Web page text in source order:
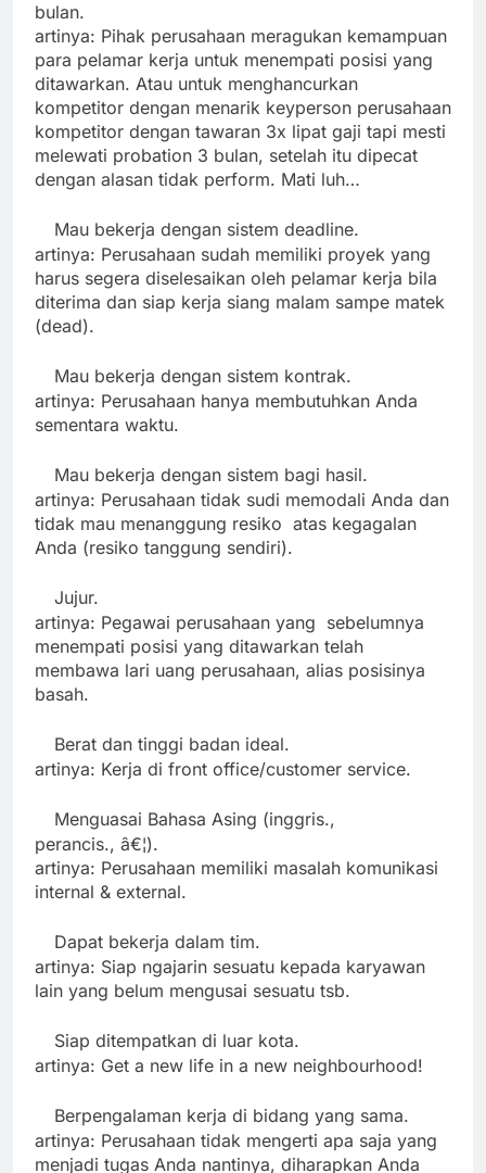
bulan.
artinya: Pihak perusahaan meragukan kemampuan
para pelamar kerja untuk menempati posisi yang
ditawarkan. Atau untuk menghancurkan
kompetitor dengan menarik keyperson perusahaan
kompetitor dengan tawaran 3x lipat gaji tapi mesti
melewati probation 3 bulan, setelah itu dipecat
dengan alasan tidak perform. Mati luh…
Mau bekerja dengan sistem deadline.
artinya: Perusahaan sudah memiliki proyek yang
harus segera diselesaikan oleh pelamar kerja bila
diterima dan siap kerja siang malam sampe matek
(dead).
Mau bekerja dengan sistem kontrak.
artinya: Perusahaan hanya membutuhkan Anda
sementara waktu.
Mau bekerja dengan sistem bagi hasil.
artinya: Perusahaan tidak sudi memodali Anda dan
tidak mau menanggung resiko atas kegagalan
Anda (resiko tanggung sendiri).
Jujur.
artinya: Pegawai perusahaan yang sebelumnya
menempati posisi yang ditawarkan telah
membawa lari uang perusahaan, alias posisinya
basah.
Berat dan tinggi badan ideal.
artinya: Kerja di front office/customer service.
Menguasai Bahasa Asing (inggris.,
perancis., â€¦).
artinya: Perusahaan memiliki masalah komunikasi
internal & external.
Dapat bekerja dalam tim.
artinya: Siap ngajarin sesuatu kepada karyawan
lain yang belum mengusai sesuatu tsb.
Siap ditempatkan di luar kota.
artinya: Get a new life in a new neighbourhood!
Berpengalaman kerja di bidang yang sama.
artinya: Perusahaan tidak mengerti apa saja yang
menjadi tugas Anda nantinya, diharapkan Anda